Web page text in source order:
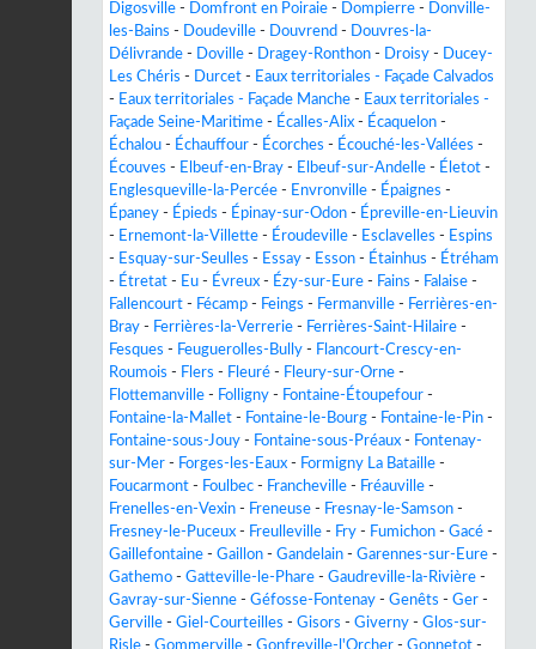
Digosville - Domfront en Poiraie - Dompierre -
Donville-
les-Bains - Doudeville - Douvrend -
Douvres-la-
Délivrande - Doville - Dragey-Ronthon - Droisy -
Ducey-
Les Chéris - Durcet - Eaux territoriales - Façade Calvados
- Eaux territoriales - Façade Manche - Eaux territoriales -
Façade Seine-Maritime - Écalles-Alix - Écaquelon -
Échalou - Échauffour - Écorches - Écouché-les-Vallées -
Écouves - Elbeuf-en-Bray - Elbeuf-sur-Andelle - Életot -
Englesqueville-la-Percée - Envronville - Épaignes -
Épaney - Épieds - Épinay-sur-Odon - Épreville-en-Lieuvin
- Ernemont-la-Villette - Éroudeville - Esclavelles - Espins
- Esquay-sur-Seulles - Essay - Esson - Étainhus - Étréham
- Étretat - Eu - Évreux - Ézy-sur-Eure - Fains - Falaise -
Fallencourt - Fécamp - Feings - Fermanville - Ferrières-en-
Bray - Ferrières-la-Verrerie - Ferrières-Saint-Hilaire -
Fesques - Feuguerolles-Bully - Flancourt-Crescy-en-
Roumois - Flers - Fleuré - Fleury-sur-Orne -
Flottemanville - Folligny - Fontaine-Étoupefour -
Fontaine-la-Mallet - Fontaine-le-Bourg - Fontaine-le-Pin -
Fontaine-sous-Jouy - Fontaine-sous-Préaux - Fontenay-
sur-Mer - Forges-les-Eaux - Formigny La Bataille -
Foucarmont - Foulbec - Francheville - Fréauville -
Frenelles-en-Vexin - Freneuse - Fresnay-le-Samson -
Fresney-le-Puceux - Freulleville - Fry - Fumichon - Gacé -
Gaillefontaine - Gaillon - Gandelain - Garennes-sur-Eure -
Gathemo - Gatteville-le-Phare - Gaudreville-la-Rivière -
Gavray-sur-Sienne - Géfosse-Fontenay - Genêts - Ger -
Gerville - Giel-Courteilles - Gisors - Giverny - Glos-sur-
Risle - Gommerville - Gonfreville-l'Orcher - Gonnetot -